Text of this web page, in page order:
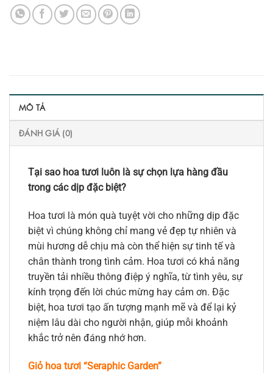
MÔ TẢ
ĐÁNH GIÁ (0)
Tại sao hoa tươi luôn là sự chọn lựa hàng đầu
trong các dịp đặc biệt?
Hoa tươi là món quà tuyệt vời cho những dịp đặc
biệt vì chúng không chỉ mang vẻ đẹp tự nhiên và
mùi hương dễ chịu mà còn thể hiện sự tinh tế và
chân thành trong tình cảm. Hoa tươi có khả năng
truyền tải nhiều thông điệp ý nghĩa, từ tình yêu, sự
kính trọng đến lời chúc mừng hay cảm ơn. Đặc
biệt, hoa tươi tạo ấn tượng mạnh mẽ và để lại kỷ
niệm lâu dài cho người nhận, giúp mỗi khoảnh
khắc trở nên đáng nhớ hơn.
Giỏ hoa tươi “Seraphic Garden”